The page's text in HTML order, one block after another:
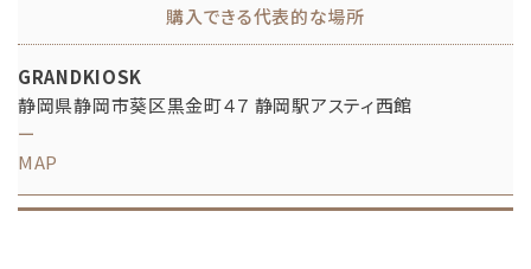
購入できる代表的な場所
GRANDKIOSK
静岡県静岡市葵区黒金町４７ 静岡駅アスティ西館
ー
MAP